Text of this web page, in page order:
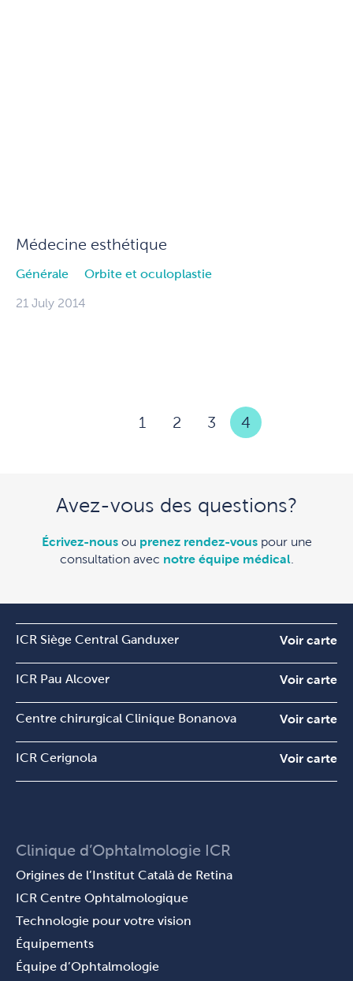
Médecine esthétique
Générale Orbite et oculoplastie
21 July 2014
1 2 3 4
Avez-vous des questions?
Écrivez-nousou prenez rendez-vouspour une
consultation avec notre équipe médical.
ICR Siège Central Ganduxer Voir carte
ICR Pau Alcover Voir carte
Centre chirurgical Clinique Bonanova Voir carte
ICR Cerignola Voir carte
Clinique d’Ophtalmologie ICR
Origines de l’Institut Català de Retina
ICR Centre Ophtalmologique
Technologie pour votre vision
Équipements
Équipe d’Ophtalmologie